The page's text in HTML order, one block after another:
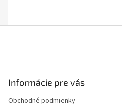
Informácie pre vás
Obchodné podmienky